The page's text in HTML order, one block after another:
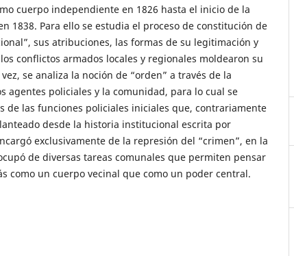
cuerpo independiente en 1826 hasta el inicio de la
1838. Para ello se estudia el proceso de constitución de
sus atribuciones, las formas de su legitimación y
conflictos armados locales y regionales moldearon su
se analiza la noción de “orden” a través de la
agentes policiales y la comunidad, para lo cual se
de las funciones policiales iniciales que, contrariamente
desde la historia institucional escrita por
exclusivamente de la represión del “crimen”, en la
de diversas tareas comunales que permiten pensar
como un cuerpo vecinal que como un poder central.